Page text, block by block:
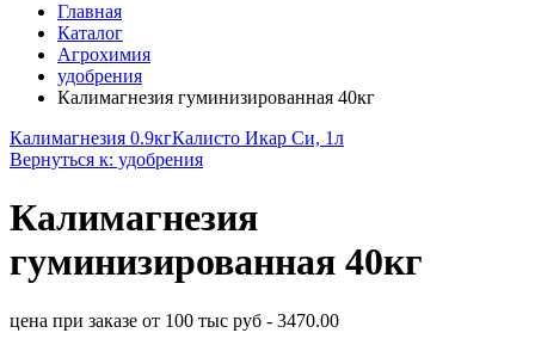
Главная
Каталог
Агрохимия
удобрения
Калимагнезия гуминизированная 40кг
Калимагнезия 0.9кгКалисто Икар Си, 1л
Вернуться к: удобрения
Калимагнезия
гуминизированная 40кг
цена при заказе от 100 тыс руб - 3470.00